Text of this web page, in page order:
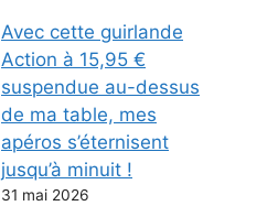
Avec cette guirlande
Action à 15,95 €
suspendue au-dessus
de ma table, mes
apéros s’éternisent
jusqu’à minuit !
31 mai 2026